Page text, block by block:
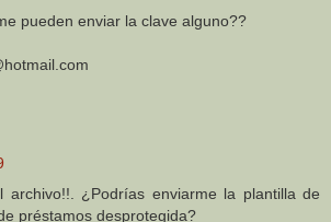
pueden enviar la clave alguno??
archivo!!. ¿Podrías enviarme la plantilla de
préstamos desprotegida?